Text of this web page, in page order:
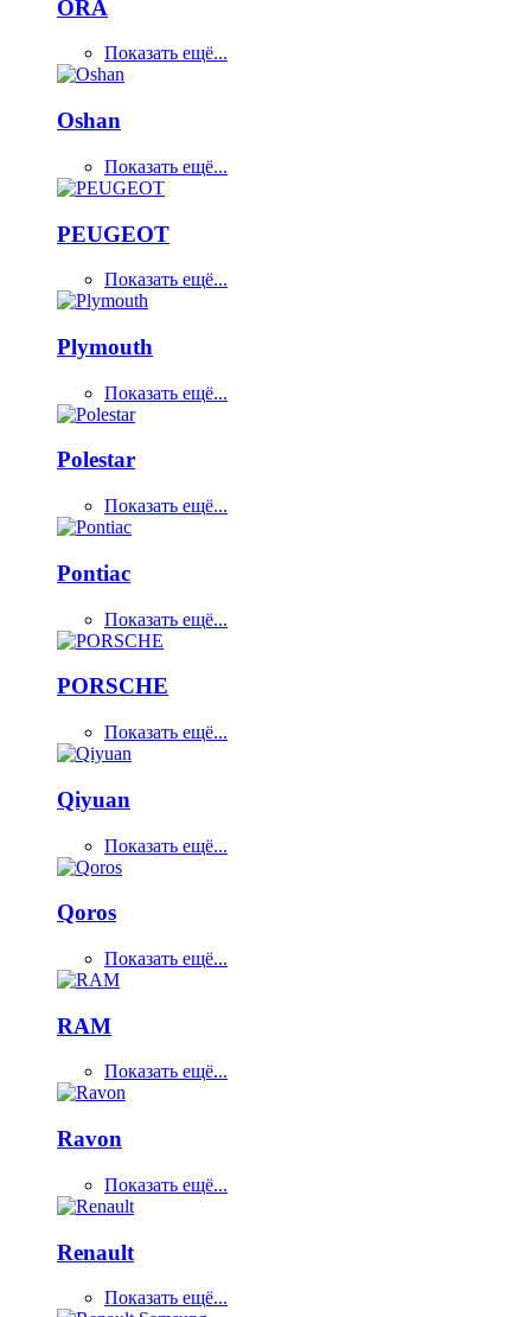
ORA
Показать ещё...
Oshan
Показать ещё...
PEUGEOT
Показать ещё...
Plymouth
Показать ещё...
Polestar
Показать ещё...
Pontiac
Показать ещё...
PORSCHE
Показать ещё...
Qiyuan
Показать ещё...
Qoros
Показать ещё...
RAM
Показать ещё...
Ravon
Показать ещё...
Renault
Показать ещё...